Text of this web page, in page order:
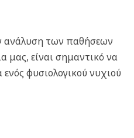
ανάλυση των παθήσεων
μας, είναι σημαντικό να
φυσιολογικού νυχιού